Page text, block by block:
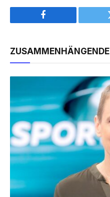
Facebook
ZUSAMMENHÄNGENDE